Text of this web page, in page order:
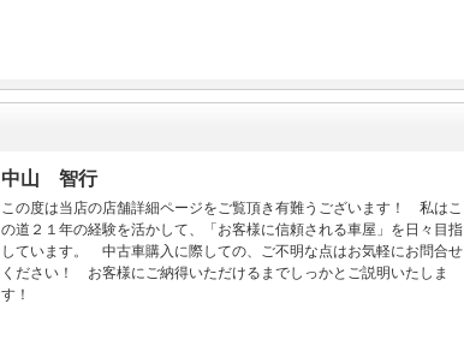
中山 智行
この度は当店の店舗詳細ページをご覧頂き有難うございます！ 私はこ
の道２１年の経験を活かして、「お客様に信頼される車屋」を日々目指
しています。 中古車購入に際しての、ご不明な点はお気軽にお問合せ
ください！ お客様にご納得いただけるまでしっかとご説明いたしま
す！